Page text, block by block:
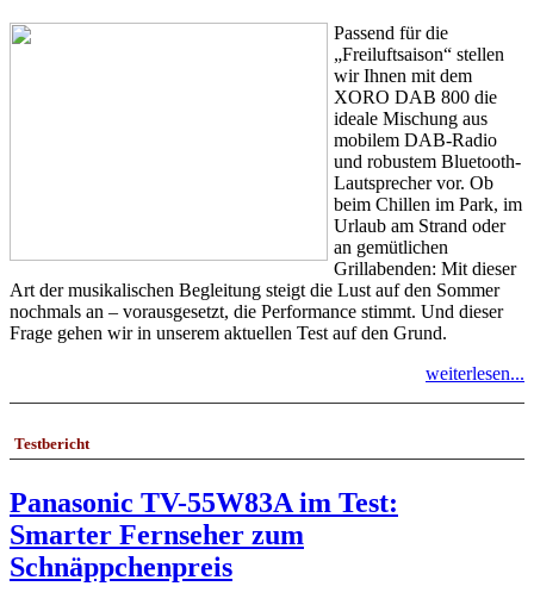
Passend für die
„Freiluftsaison“ stellen
wir Ihnen mit dem
XORO DAB 800 die
ideale Mischung aus
mobilem DAB-Radio
und robustem Bluetooth-
Lautsprecher vor. Ob
beim Chillen im Park, im
Urlaub am Strand oder
an gemütlichen
Grillabenden: Mit dieser
Art der musikalischen Begleitung steigt die Lust auf den Sommer
nochmals an – vorausgesetzt, die Performance stimmt. Und dieser
Frage gehen wir in unserem aktuellen Test auf den Grund.
weiterlesen...
Testbericht
Panasonic TV-55W83A im Test:
Smarter Fernseher zum
Schnäppchenpreis